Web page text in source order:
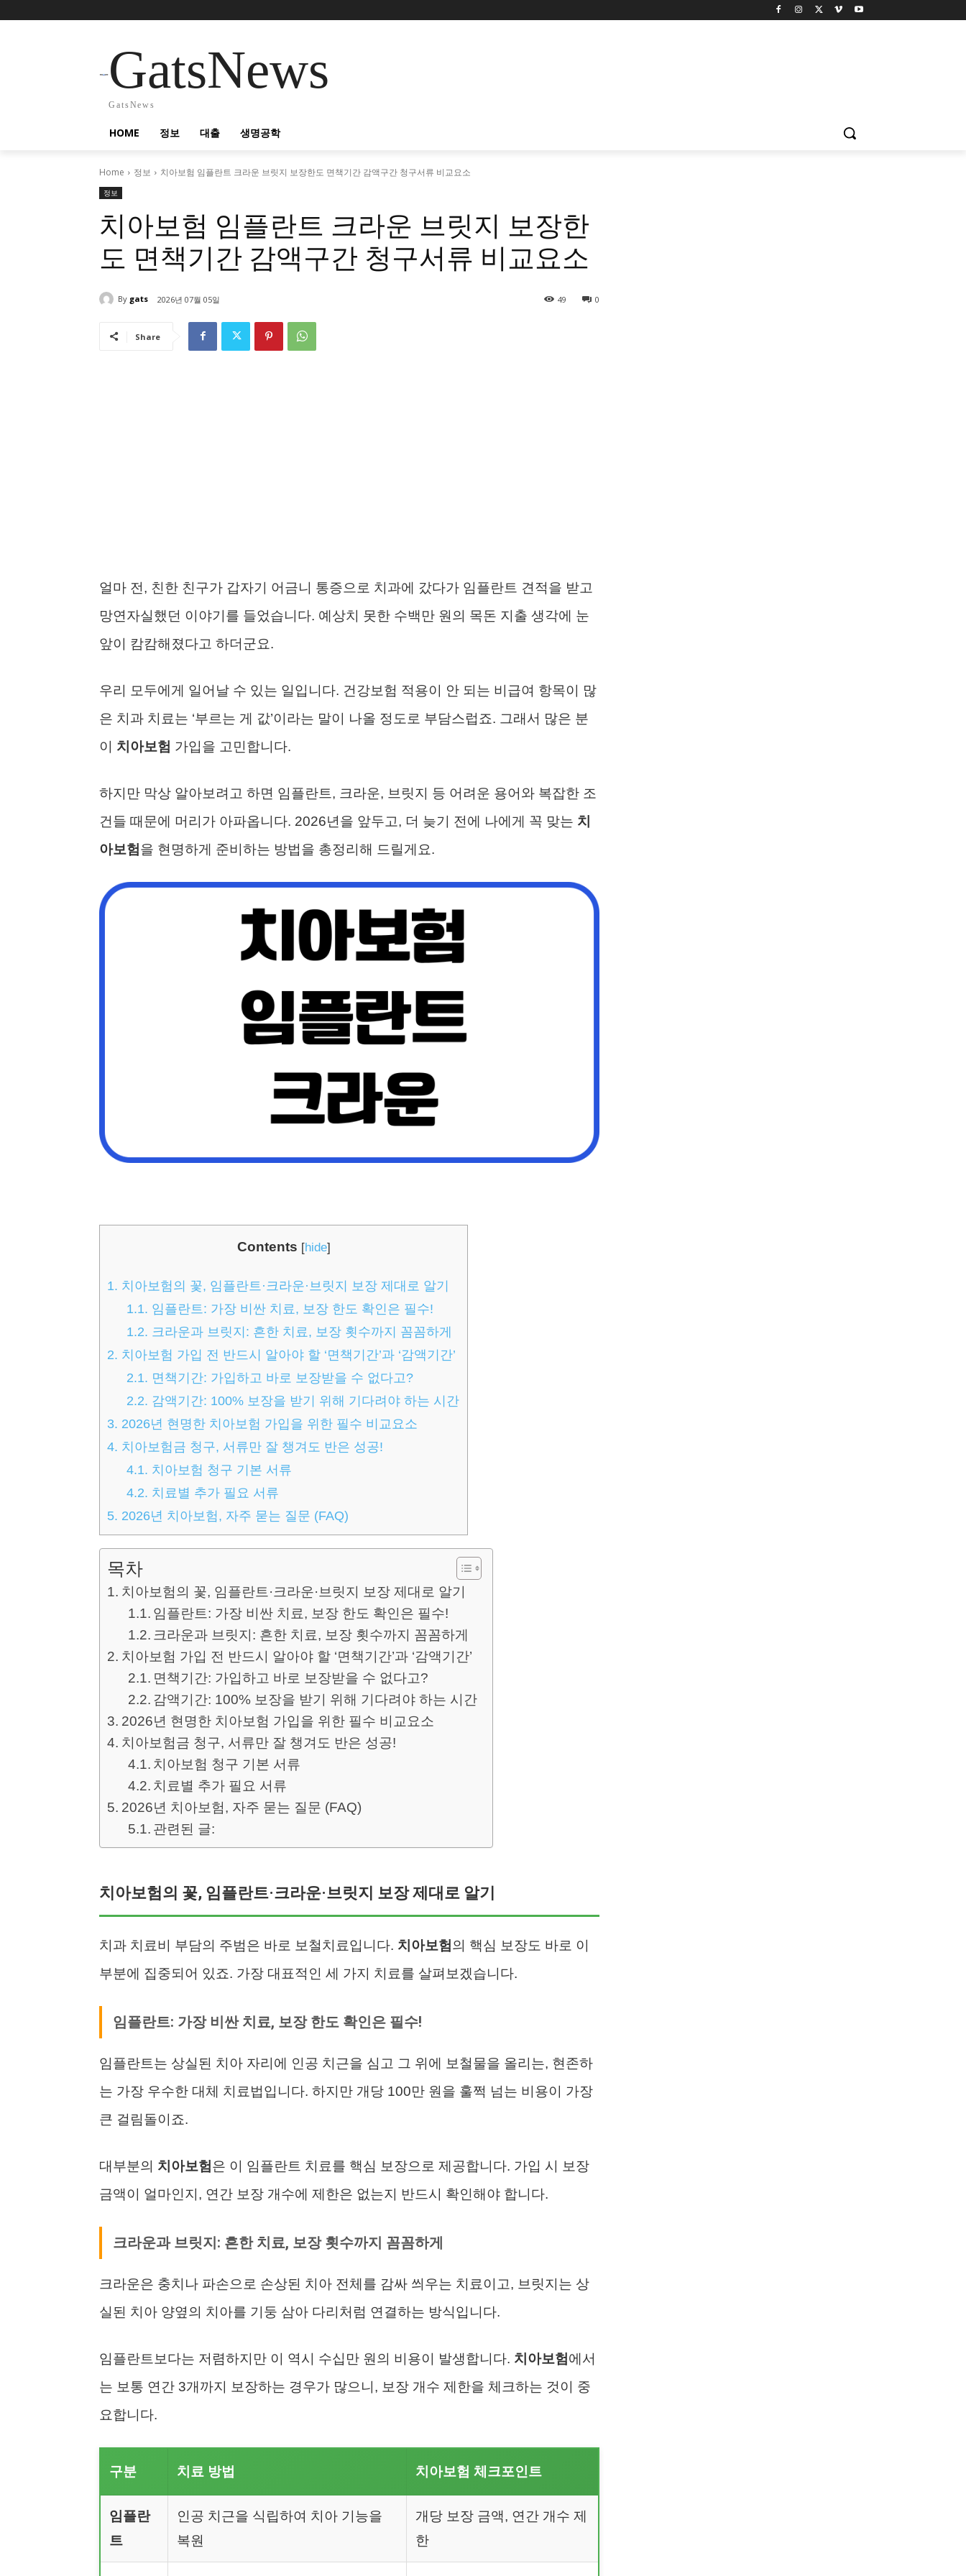
GatsNews
GatsNews
HOME 정보 대출 생명공학
Home 정보 치아보험 임플란트 크라운 브릿지 보장한도 면책기간 감액구간 청구서류 비교요소
정보
치아보험 임플란트 크라운 브릿지 보장한
도 면책기간 감액구간 청구서류 비교요소
By gats 2026년 07월 05일 0
49
Share
얼마 전, 친한 친구가 갑자기 어금니 통증으로 치과에 갔다가 임플란트 견적을 받고
망연자실했던 이야기를 들었습니다. 예상치 못한 수백만 원의 목돈 지출 생각에 눈
앞이 캄캄해졌다고 하더군요.
우리 모두에게 일어날 수 있는 일입니다. 건강보험 적용이 안 되는 비급여 항목이 많
은 치과 치료는 ‘부르는 게 값’이라는 말이 나올 정도로 부담스럽죠. 그래서 많은 분
이 치아보험 가입을 고민합니다.
하지만 막상 알아보려고 하면 임플란트, 크라운, 브릿지 등 어려운 용어와 복잡한 조
건들 때문에 머리가 아파옵니다. 2026년을 앞두고, 더 늦기 전에 나에게 꼭 맞는 치
아보험을 현명하게 준비하는 방법을 총정리해 드릴게요.
Contents [hide]
1. 치아보험의 꽃, 임플란트·크라운·브릿지 보장 제대로 알기
1.1. 임플란트: 가장 비싼 치료, 보장 한도 확인은 필수!
1.2. 크라운과 브릿지: 흔한 치료, 보장 횟수까지 꼼꼼하게
2. 치아보험 가입 전 반드시 알아야 할 ‘면책기간’과 ‘감액기간’
2.1. 면책기간: 가입하고 바로 보장받을 수 없다고?
2.2. 감액기간: 100% 보장을 받기 위해 기다려야 하는 시간
3. 2026년 현명한 치아보험 가입을 위한 필수 비교요소
4. 치아보험금 청구, 서류만 잘 챙겨도 반은 성공!
4.1. 치아보험 청구 기본 서류
4.2. 치료별 추가 필요 서류
5. 2026년 치아보험, 자주 묻는 질문 (FAQ)
목차
치아보험의 꽃, 임플란트·크라운·브릿지 보장 제대로 알기
임플란트: 가장 비싼 치료, 보장 한도 확인은 필수!
크라운과 브릿지: 흔한 치료, 보장 횟수까지 꼼꼼하게
치아보험 가입 전 반드시 알아야 할 ‘면책기간’과 ‘감액기간’
면책기간: 가입하고 바로 보장받을 수 없다고?
감액기간: 100% 보장을 받기 위해 기다려야 하는 시간
2026년 현명한 치아보험 가입을 위한 필수 비교요소
치아보험금 청구, 서류만 잘 챙겨도 반은 성공!
치아보험 청구 기본 서류
치료별 추가 필요 서류
2026년 치아보험, 자주 묻는 질문 (FAQ)
관련된 글:
치아보험의 꽃, 임플란트·크라운·브릿지 보장 제대로 알기
치과 치료비 부담의 주범은 바로 보철치료입니다. 치아보험의 핵심 보장도 바로 이
부분에 집중되어 있죠. 가장 대표적인 세 가지 치료를 살펴보겠습니다.
임플란트: 가장 비싼 치료, 보장 한도 확인은 필수!
임플란트는 상실된 치아 자리에 인공 치근을 심고 그 위에 보철물을 올리는, 현존하
는 가장 우수한 대체 치료법입니다. 하지만 개당 100만 원을 훌쩍 넘는 비용이 가장
큰 걸림돌이죠.
대부분의 치아보험은 이 임플란트 치료를 핵심 보장으로 제공합니다. 가입 시 보장
금액이 얼마인지, 연간 보장 개수에 제한은 없는지 반드시 확인해야 합니다.
크라운과 브릿지: 흔한 치료, 보장 횟수까지 꼼꼼하게
크라운은 충치나 파손으로 손상된 치아 전체를 감싸 씌우는 치료이고, 브릿지는 상
실된 치아 양옆의 치아를 기둥 삼아 다리처럼 연결하는 방식입니다.
임플란트보다는 저렴하지만 이 역시 수십만 원의 비용이 발생합니다. 치아보험에서
는 보통 연간 3개까지 보장하는 경우가 많으니, 보장 개수 제한을 체크하는 것이 중
요합니다.
구분 치료 방법 치아보험 체크포인트
임플란
트
인공 치근을 식립하여 치아 기능을
복원
개당 보장 금액, 연간 개수 제
한